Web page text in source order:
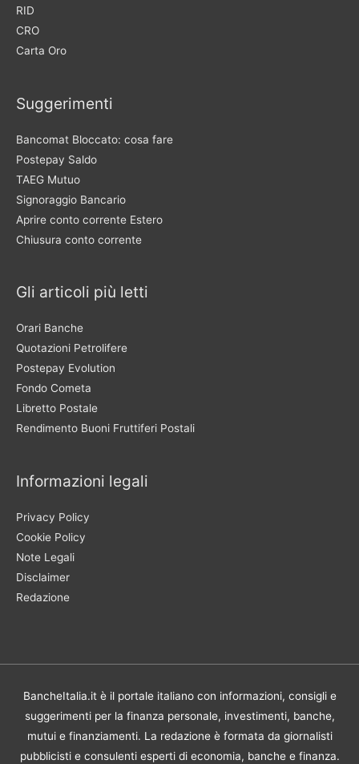
RID
CRO
Carta Oro
Suggerimenti
Bancomat Bloccato: cosa fare
Postepay Saldo
TAEG Mutuo
Signoraggio Bancario
Aprire conto corrente Estero
Chiusura conto corrente
Gli articoli più letti
Orari Banche
Quotazioni Petrolifere
Postepay Evolution
Fondo Cometa
Libretto Postale
Rendimento Buoni Fruttiferi Postali
Informazioni legali
Privacy Policy
Cookie Policy
Note Legali
Disclaimer
Redazione
BancheItalia.it è il portale italiano con informazioni, consigli e
suggerimenti per la finanza personale, investimenti, banche,
mutui e finanziamenti. La redazione è formata da giornalisti
pubblicisti e consulenti esperti di economia, banche e finanza.